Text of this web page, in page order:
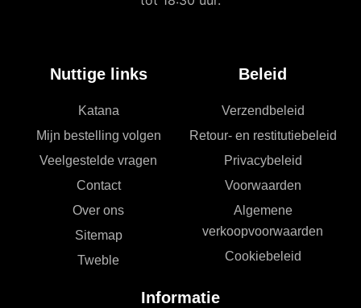
Nuttige links
Katana
Mijn bestelling volgen
Veelgestelde vragen
Contact
Over ons
Sitemap
Tweble
Beleid
Verzendbeleid
Retour- en restitutiebeleid
Privacybeleid
Voorwaarden
Algemene
verkoopvoorwaarden
Cookiebeleid
Informatie